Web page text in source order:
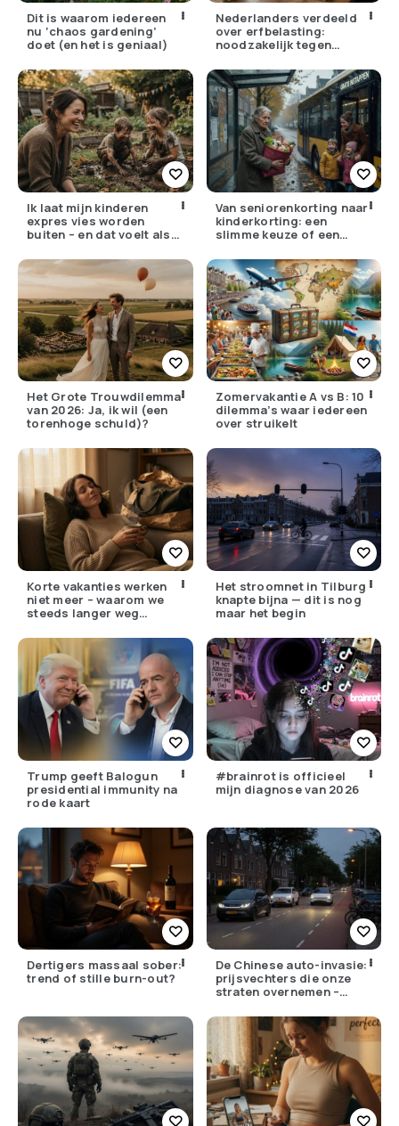
Dit is waarom iedereen
nu ‘chaos gardening’
doet (en het is geniaal)
Nederlanders verdeeld
over erfbelasting:
noodzakelijk tegen
Ik laat mijn kinderen
expres vies worden
buiten – en dat voelt als
Van seniorenkorting naar
kinderkorting: een
slimme keuze of een
Het Grote Trouwdilemma
van 2026: Ja, ik wil (een
torenhoge schuld)?
Zomervakantie A vs B: 10
dilemma’s waar iedereen
over struikelt
Korte vakanties werken
niet meer – waarom we
steeds langer weg
Het stroomnet in Tilburg
knapte bijna — dit is nog
maar het begin
Trump geeft Balogun
presidential immunity na
rode kaart
#brainrot is officieel
mijn diagnose van 2026
Dertigers massaal sober:
trend of stille burn-out?
De Chinese auto-invasie:
prijsvechters die onze
straten overnemen –
écht?